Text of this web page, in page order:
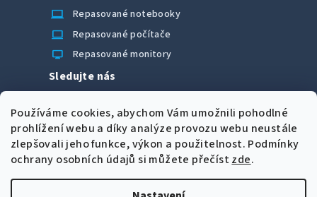
Používáme cookies, abychom Vám umožnili pohodlné
prohlížení webu a díky analýze provozu webu neustále
zlepšovali jeho funkce, výkon a použitelnost. Podmínky
ochrany osobních údajů si můžete přečíst zde.
laptop_chromebook
Repasované notebooky
computer Repasované počítače
monitor Repasované monitory
Sledujte nás
Možnosti úhrady